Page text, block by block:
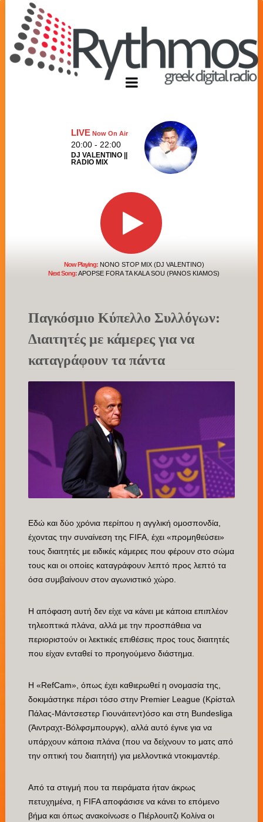
LIVENow On Air
20:00 - 22:00
DJ VALENTINO ||
RADIO MIX
Now Playing:NONO STOP MIX (DJ VALENTINO)
Next Song:APOPSE FORA TA KALA SOU (PANOS KIAMOS)
Παγκόσμιο Κύπελλο Συλλόγων:
Διαιτητές με κάμερες για να
καταγράφουν τα πάντα
Εδώ και δύο χρόνια περίπου η αγγλική ομοσπονδία,
έχοντας την συναίνεση της FIFA, έχει «προμηθεύσει»
τους διαιτητές με ειδικές κάμερες που φέρουν στο σώμα
τους και οι οποίες καταγράφουν λεπτό προς λεπτό τα
όσα συμβαίνουν στον αγωνιστικό χώρο.
Η απόφαση αυτή δεν είχε να κάνει με κάποια επιπλέον
τηλεοπτικά πλάνα, αλλά με την προσπάθεια να
περιοριστούν οι λεκτικές επιθέσεις προς τους διαιτητές
που είχαν ενταθεί το προηγούμενο διάστημα.
Η «RefCam», όπως έχει καθιερωθεί η ονομασία της,
δοκιμάστηκε πέρσι τόσο στην Premier League (Κρίσταλ
Πάλας-Μάντσεστερ Γιουνάιτεντ)όσο και στη Bundesliga
(Άιντραχτ-Βόλφσμπουργκ), αλλά αυτό έγινε για να
υπάρχουν κάποια πλάνα (που να δείχνουν το ματς από
την οπτική του διαιτητή) για μελλοντικά ντοκιμαντέρ.
Από τα στιγμή που τα πειράματα ήταν άκρως
πετυχημένα, η FIFA αποφάσισε να κάνει το επόμενο
βήμα και όπως ανακοίνωσε ο Πιέρλουιτζι Κολίνα οι